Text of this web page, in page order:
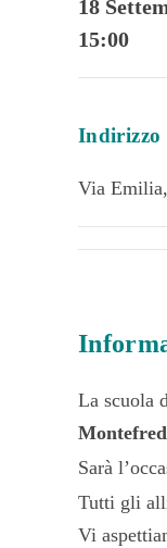
18
15:00
Indirizzo
Via
La scuola
Sarà
Tutti gli
Vi